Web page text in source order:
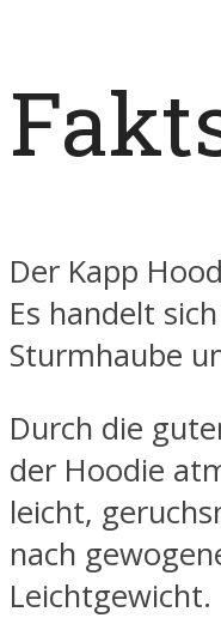
Der Kapp
Es handelt
Sturmhaube
Durch die
der Hoodie
leicht,
nach
Leichtgewicht.